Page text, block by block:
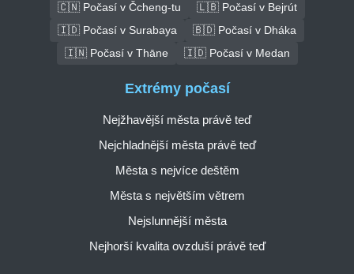
🇨🇳 Počasí v Čcheng-tu
🇱🇧 Počasí v Bejrút
🇮🇩 Počasí v Surabaya
🇧🇩 Počasí v Dháka
🇮🇳 Počasí v Thāne
🇮🇩 Počasí v Medan
Extrémy počasí
Nejžhavější města právě teď
Nejchladnější města právě teď
Města s nejvíce deštěm
Města s největším větrem
Nejslunnější města
Nejhorší kvalita ovzduší právě teď